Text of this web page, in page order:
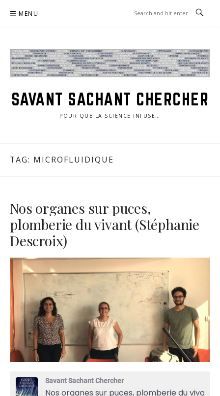
MENU
SAVANT SACHANT CHERCHER
POUR QUE LA SCIENCE INFUSE…
TAG: MICROFLUIDIQUE
Nos organes sur puces,
plomberie du vivant (Stéphanie
Descroix)
Savant Sachant Chercher